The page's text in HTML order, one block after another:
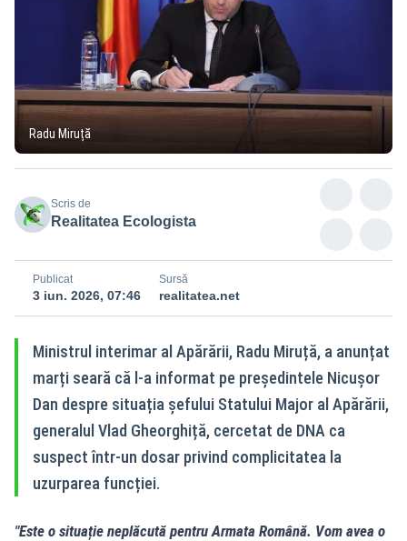
Radu Miruță
Scris de
Realitatea Ecologista
Publicat
3 iun. 2026, 07:46
Sursă
realitatea.net
Ministrul interimar al Apărării, Radu Miruță, a anunțat
marți seară că l-a informat pe președintele Nicușor
Dan despre situația șefului Statului Major al Apărării,
generalul Vlad Gheorghiță, cercetat de DNA ca
suspect într-un dosar privind complicitatea la
uzurparea funcției.
"Este o situație neplăcută pentru Armata Română. Vom avea o